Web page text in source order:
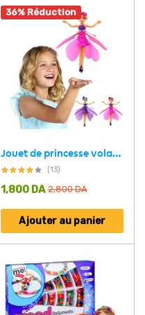
36% Réduction
Jouet de princesse volante lumineuse
(13)
2,800DA
1,800 DA
Ajouter au panier